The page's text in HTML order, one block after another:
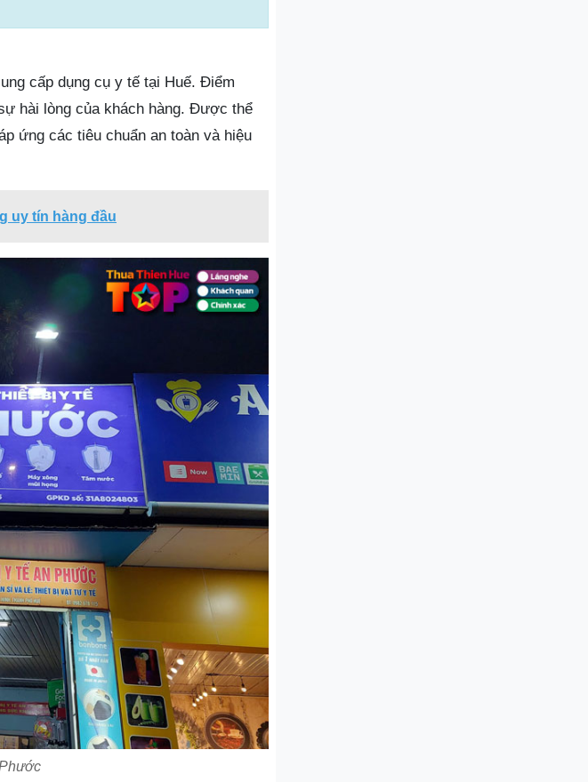
cấp dụng cụ y tế tại Huế. Điểm
hài lòng của khách hàng. Được thể
ứng các tiêu chuẩn an toàn và hiệu
uy tín hàng đầu